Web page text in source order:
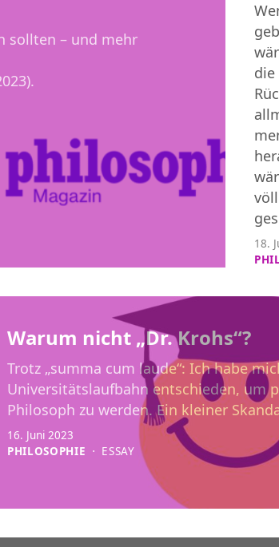
sollten – und mehr
Warum nicht „Dr. Krohs“?
Trotz „summa cum laude“: Ich habe
Universitätslaufbahn entschieden, um
Philosoph zu werden. Ein kleiner
16. Juni 2023
PHILOSOPHIE ⋅ ESSAY
18.